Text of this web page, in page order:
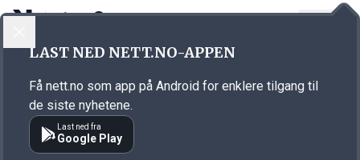
Annonsørinnhold
LAST NED NETT.NO-APPEN
Få nett.no som app på Android for enklere tilgang til
de siste nyhetene.
Last ned fra
Google Play